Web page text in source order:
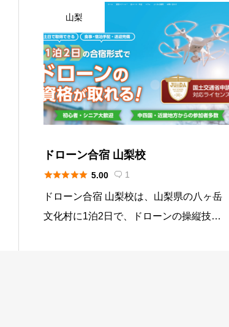
必要な10時間の飛行を達成するフライト
基本技術コースや、測量基 […]
山梨
ドローン合宿 山梨校
 5.00  1
ドローン合宿 山梨校は、山梨県の八ヶ岳
文化村に1泊2日で、ドローンの操縦技術